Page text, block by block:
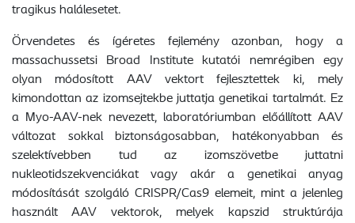
tragikus halálesetet.
Örvendetes és ígéretes fejlemény azonban, hogy a
massachussetsi Broad Institute kutatói nemrégiben egy
olyan módosított AAV vektort fejlesztettek ki, mely
kimondottan az izomsejtekbe juttatja genetikai tartalmát. Ez
a Myo-AAV-nek nevezett, laboratóriumban előállított AAV
változat sokkal biztonságosabban, hatékonyabban és
szelektívebben tud az izomszövetbe juttatni
nukleotidszekvenciákat vagy akár a genetikai anyag
módosítását szolgáló CRISPR/Cas9 elemeit, mint a jelenleg
használt AAV vektorok, melyek kapszid struktúrája